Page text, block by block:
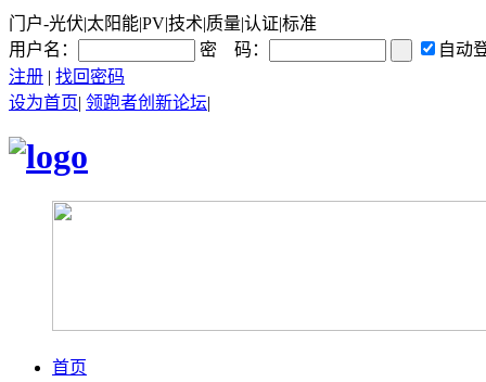
门户-光伏|太阳能|PV|技术|质量|认证|标准
用户名：
密 码：
自动
注册 | 找回密码
设为首页| 领跑者创新论坛|
首页